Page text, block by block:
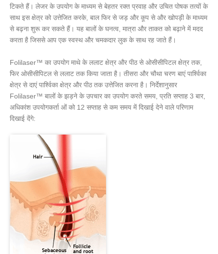
टिकते हैं। लेजर के उपयोग के माध्यम से बेहतर रक्त प्रवाह और उचित पोषक तत्वों के
साथ इस क्षेत्र को उत्तेजित करके, बाल फिर से जड़ और कूप से और खोपड़ी के माध्यम
से बढ़ना शुरू कर सकते हैं। यह बालों के घनत्व, मात्रा और ताकत को बढ़ाने में मदद
करता है जिससे आप एक स्वस्थ और चमकदार लुक के साथ रह जाते हैं।
Folilaser™ का उपयोग माथे के ललाट क्षेत्र और पीठ से ओसीसीपिटल क्षेत्र तक,
फिर ओसीसीपिटल से ललाट तक किया जाता है। तीसरा और चौथा चरण बाएं पार्श्विका
क्षेत्र से दाएं पार्श्विका क्षेत्र और पीठ तक उत्तेजित करना है। निर्देशानुसार
Folilaser™ बालों के झड़ने के उपचार का उपयोग करते समय, प्रति सप्ताह 3 बार,
अधिकांश उपयोगकर्ता ओं को 12 सप्ताह से कम समय में दिखाई देने वाले परिणाम
दिखाई देंगे: